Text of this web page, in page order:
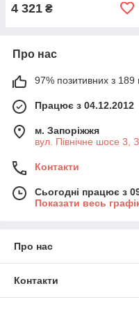
4 321 ₴
Про нас
97% позитивних з 189
Працює з 04.12.2012
м. Запоріжжя
вул. Північне шосе 3,
Контакти
Сьогодні працює з
Показати весь
Про нас
Контакти